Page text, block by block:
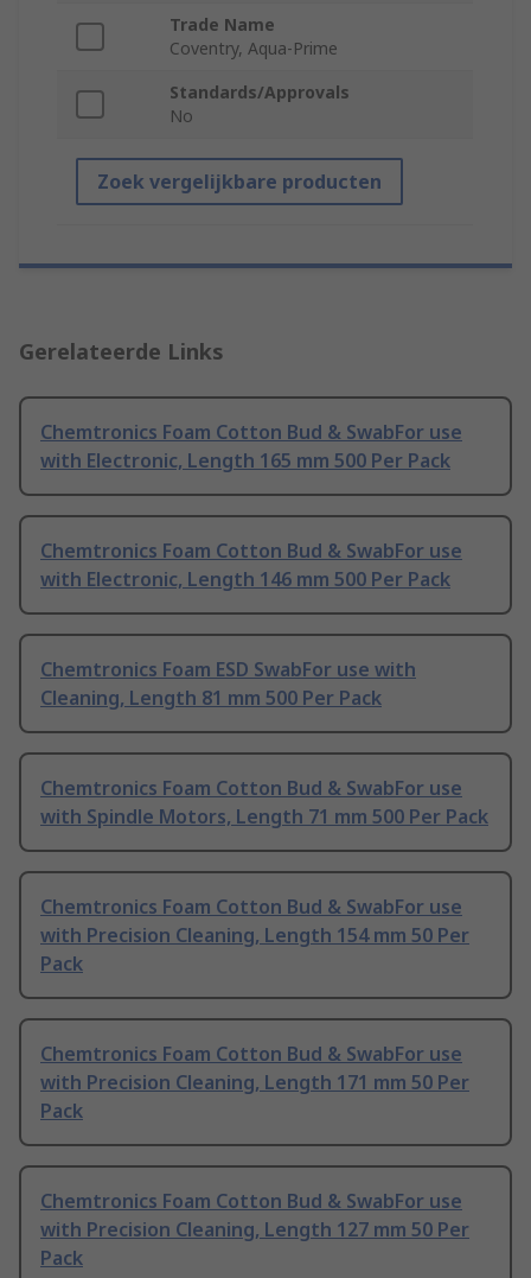
Trade Name
Coventry, Aqua-Prime
Standards/Approvals
No
Zoek vergelijkbare producten
Gerelateerde Links
Chemtronics Foam Cotton Bud & SwabFor use
with Electronic, Length 165 mm 500 Per Pack
Chemtronics Foam Cotton Bud & SwabFor use
with Electronic, Length 146 mm 500 Per Pack
Chemtronics Foam ESD SwabFor use with
Cleaning, Length 81 mm 500 Per Pack
Chemtronics Foam Cotton Bud & SwabFor use
with Spindle Motors, Length 71 mm 500 Per Pack
Chemtronics Foam Cotton Bud & SwabFor use
with Precision Cleaning, Length 154 mm 50 Per
Pack
Chemtronics Foam Cotton Bud & SwabFor use
with Precision Cleaning, Length 171 mm 50 Per
Pack
Chemtronics Foam Cotton Bud & SwabFor use
with Precision Cleaning, Length 127 mm 50 Per
Pack